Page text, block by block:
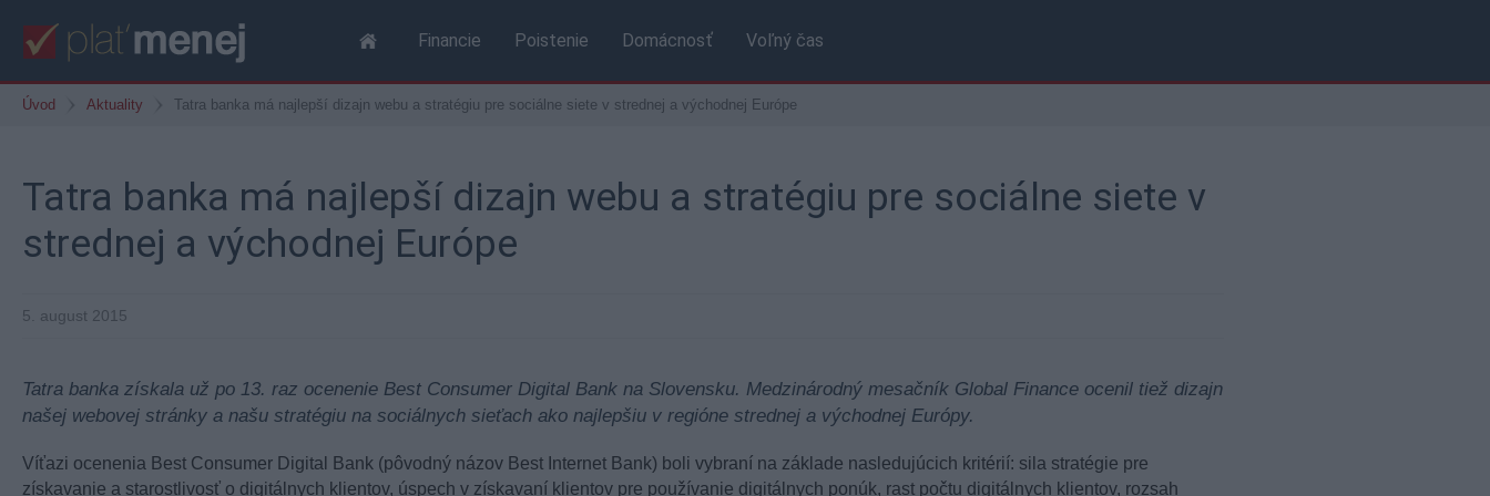
Financie Poistenie Domácnosť Voľný čas
Úvod Aktuality Tatra banka má najlepší dizajn webu a stratégiu pre sociálne siete v strednej a východnej Európe
Tatra banka má najlepší dizajn webu a stratégiu pre sociálne siete v
strednej a východnej Európe
5. august 2015
Tatra banka získala už po 13. raz ocenenie Best Consumer Digital Bank na Slovensku. Medzinárodný mesačník Global Finance ocenil tiež dizajn
našej webovej stránky a našu stratégiu na sociálnych sieťach ako najlepšiu v regióne strednej a východnej Európy.
Víťazi ocenenia Best Consumer Digital Bank (pôvodný názov Best Internet Bank) boli vybraní na základe nasledujúcich kritérií: sila stratégie pre
získavanie a starostlivosť o digitálnych klientov, úspech v získavaní klientov pre používanie digitálnych ponúk, rast počtu digitálnych klientov, rozsah